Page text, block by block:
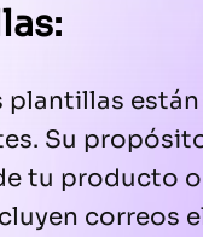
plantillas
Su
tu producto
correos